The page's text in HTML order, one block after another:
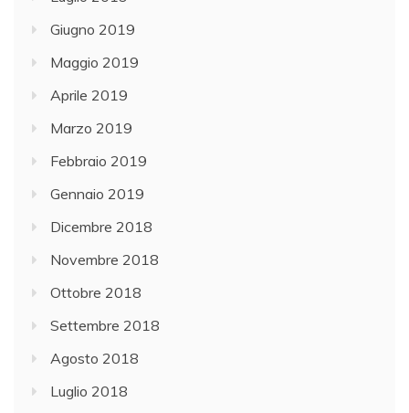
1
.
S
t
r
a
t
a
d
s
t
a
z
Giugno 2019
Maggio 2019
Aprile 2019
Marzo 2019
Febbraio 2019
Gennaio 2019
Dicembre 2018
Novembre 2018
Ottobre 2018
Settembre 2018
Agosto 2018
Luglio 2018